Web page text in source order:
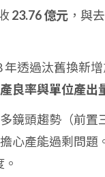
23.76 億元 ，與
年透過汰舊換新
良率與單位產出
鏡頭趨勢（前
心產能過剩問題